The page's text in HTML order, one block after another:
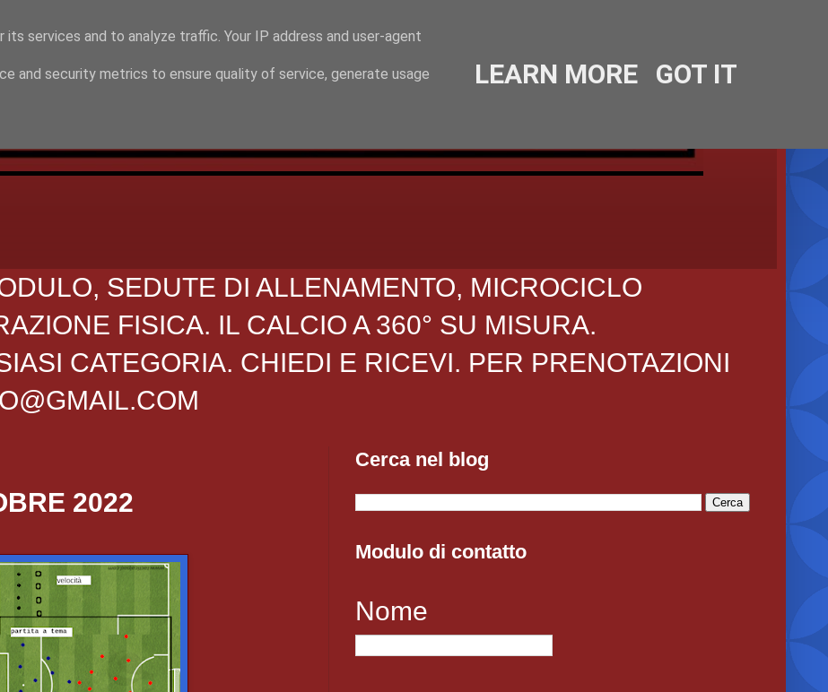
SEDUTE DI ALLENAMENTO, MICROCICLO
FISICA. IL CALCIO A 360° SU MISURA.
CATEGORIA. CHIEDI E RICEVI. PER PRENOTAZIONI
2022
Cerca nel blog
Modulo di contatto
Nome
services and to analyze traffic. Your IP address and user-agent
and security metrics to ensure quality of service, generate usage LEARN MORE GOT IT